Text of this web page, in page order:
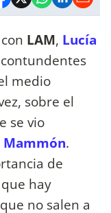
LAM, Lucía
medio
sobre el
se vio
Mammón.
de
hay
no salen a